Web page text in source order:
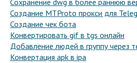
Сохранение dwg в более раннюю
Создание MTProto прокси для
Создание чек бота
Конвертировать gif в tgs онлайн
Добавление людей в группу через
Конвертация apk в ipa